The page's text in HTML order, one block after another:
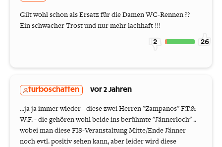
Gilt wohl schon als Ersatz für die Damen WC-Rennen ??
Ein schwacher Trost und nur mehr lachhaft !!!
2 26
turboschatten vor 2 Jahren
...ja ja immer wieder - diese zwei Herren "Zampanos" F.T.&
W.F. - die gehören wohl beide ins berühmte "Jännerloch" ..
wobei man diese FIS-Veranstaltung Mitte/Ende Jänner
noch evtl. positiv sehen kann, aber leider wird diese